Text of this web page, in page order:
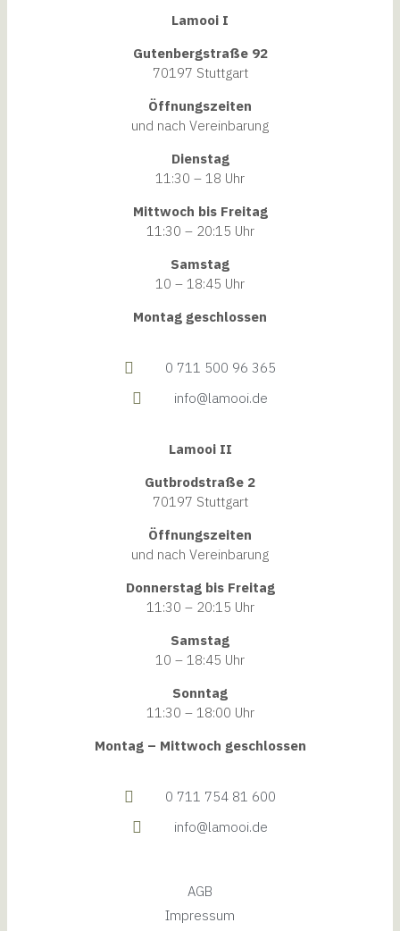
Lamooi I
Gutenbergstraße 92
70197 Stuttgart
Öffnungszeiten
und nach Vereinbarung
Dienstag
11:30 – 18 Uhr
Mittwoch bis Freitag
11:30 – 20:15 Uhr
Samstag
10 – 18:45 Uhr
Montag geschlossen
0 711 500 96 365
info@lamooi.de
Lamooi II
Gutbrodstraße 2
70197 Stuttgart
Öffnungszeiten
und nach Vereinbarung
Donnerstag bis Freitag
11:30 – 20:15 Uhr
Samstag
10 – 18:45 Uhr
Sonntag
11:30 – 18:00 Uhr
Montag – Mittwoch geschlossen
0 711 754 81 600
info@lamooi.de
AGB
Impressum